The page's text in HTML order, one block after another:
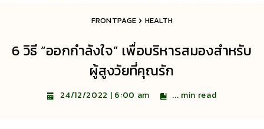
FRONTPAGE HEALTH
6 วิธี “ออกกำลังใจ” เพื่อบริหารสมองสำหรับ
ผู้สูงวัยที่คุณรัก
24/12/2022 | 6:00 am ... min read